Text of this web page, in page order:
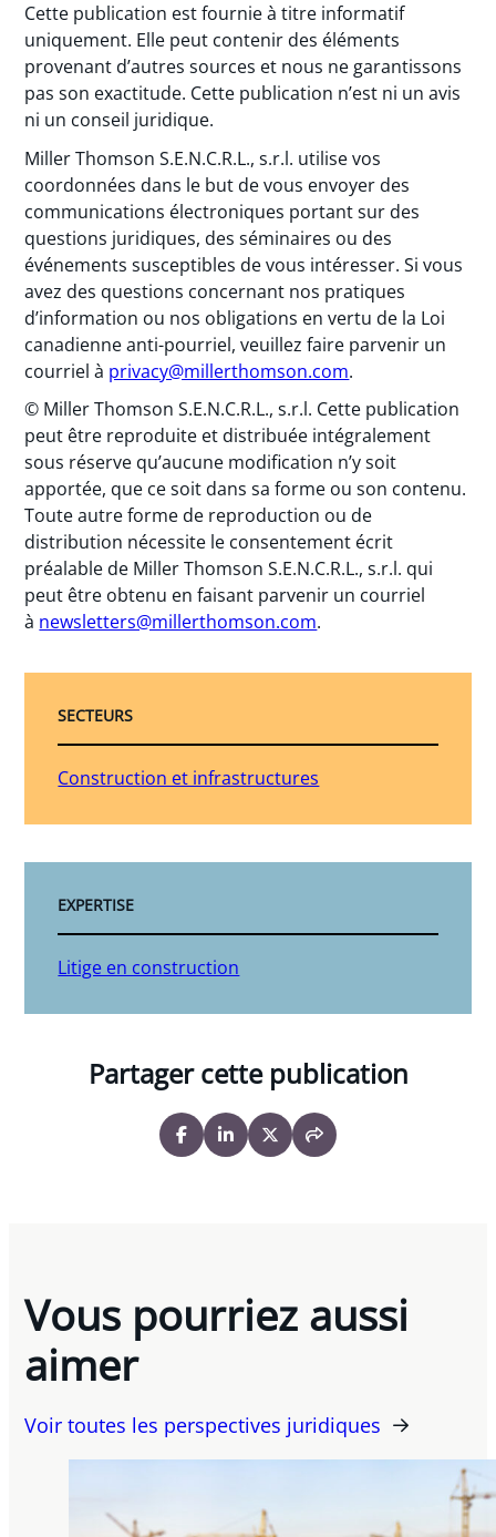
Cette publication est fournie à titre informatif
uniquement. Elle peut contenir des éléments
provenant d’autres sources et nous ne garantissons
pas son exactitude. Cette publication n’est ni un avis
ni un conseil juridique.
Miller Thomson S.E.N.C.R.L., s.r.l. utilise vos
coordonnées dans le but de vous envoyer des
communications électroniques portant sur des
questions juridiques, des séminaires ou des
événements susceptibles de vous intéresser. Si vous
avez des questions concernant nos pratiques
d’information ou nos obligations en vertu de la Loi
canadienne anti-pourriel, veuillez faire parvenir un
courriel à privacy@millerthomson.com.
© Miller Thomson S.E.N.C.R.L., s.r.l. Cette publication
peut être reproduite et distribuée intégralement
sous réserve qu’aucune modification n’y soit
apportée, que ce soit dans sa forme ou son contenu.
Toute autre forme de reproduction ou de
distribution nécessite le consentement écrit
préalable de Miller Thomson S.E.N.C.R.L., s.r.l. qui
peut être obtenu en faisant parvenir un courriel
à newsletters@millerthomson.com.
SECTEURS
Construction et infrastructures
EXPERTISE
Litige en construction
Partager cette publication
Vous pourriez aussi
aimer
Voir toutes les perspectives juridiques